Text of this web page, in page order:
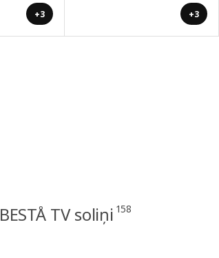
+3 +3
BESTÅ TV soliņi 158